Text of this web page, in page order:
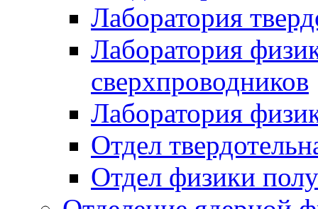
Лаборатория
Лаборатория
сверхпроводников
Лаборатория
Отдел
Отдел физики